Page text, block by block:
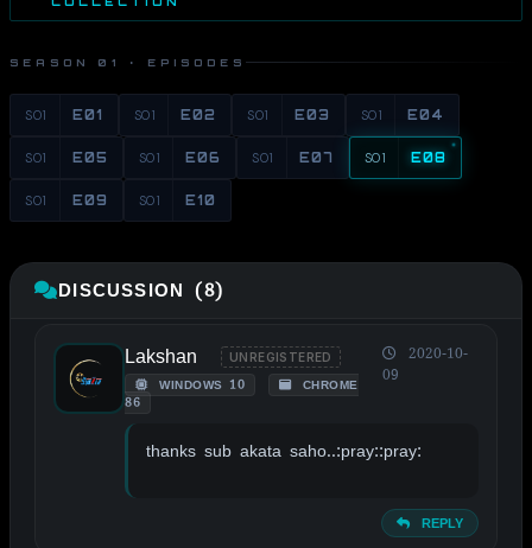
SEASON 01 · EPISODES
S01 E01 S01 E02 S01 E03 S01 E04
S01 E05 S01 E06 S01 E07 S01 E08
S01 E09 S01 E10
DISCUSSION (8)
Lakshan UNREGISTERED
WINDOWS 10
CHROME
86
2020-10-
09
thanks sub akata saho..:pray::pray:
REPLY